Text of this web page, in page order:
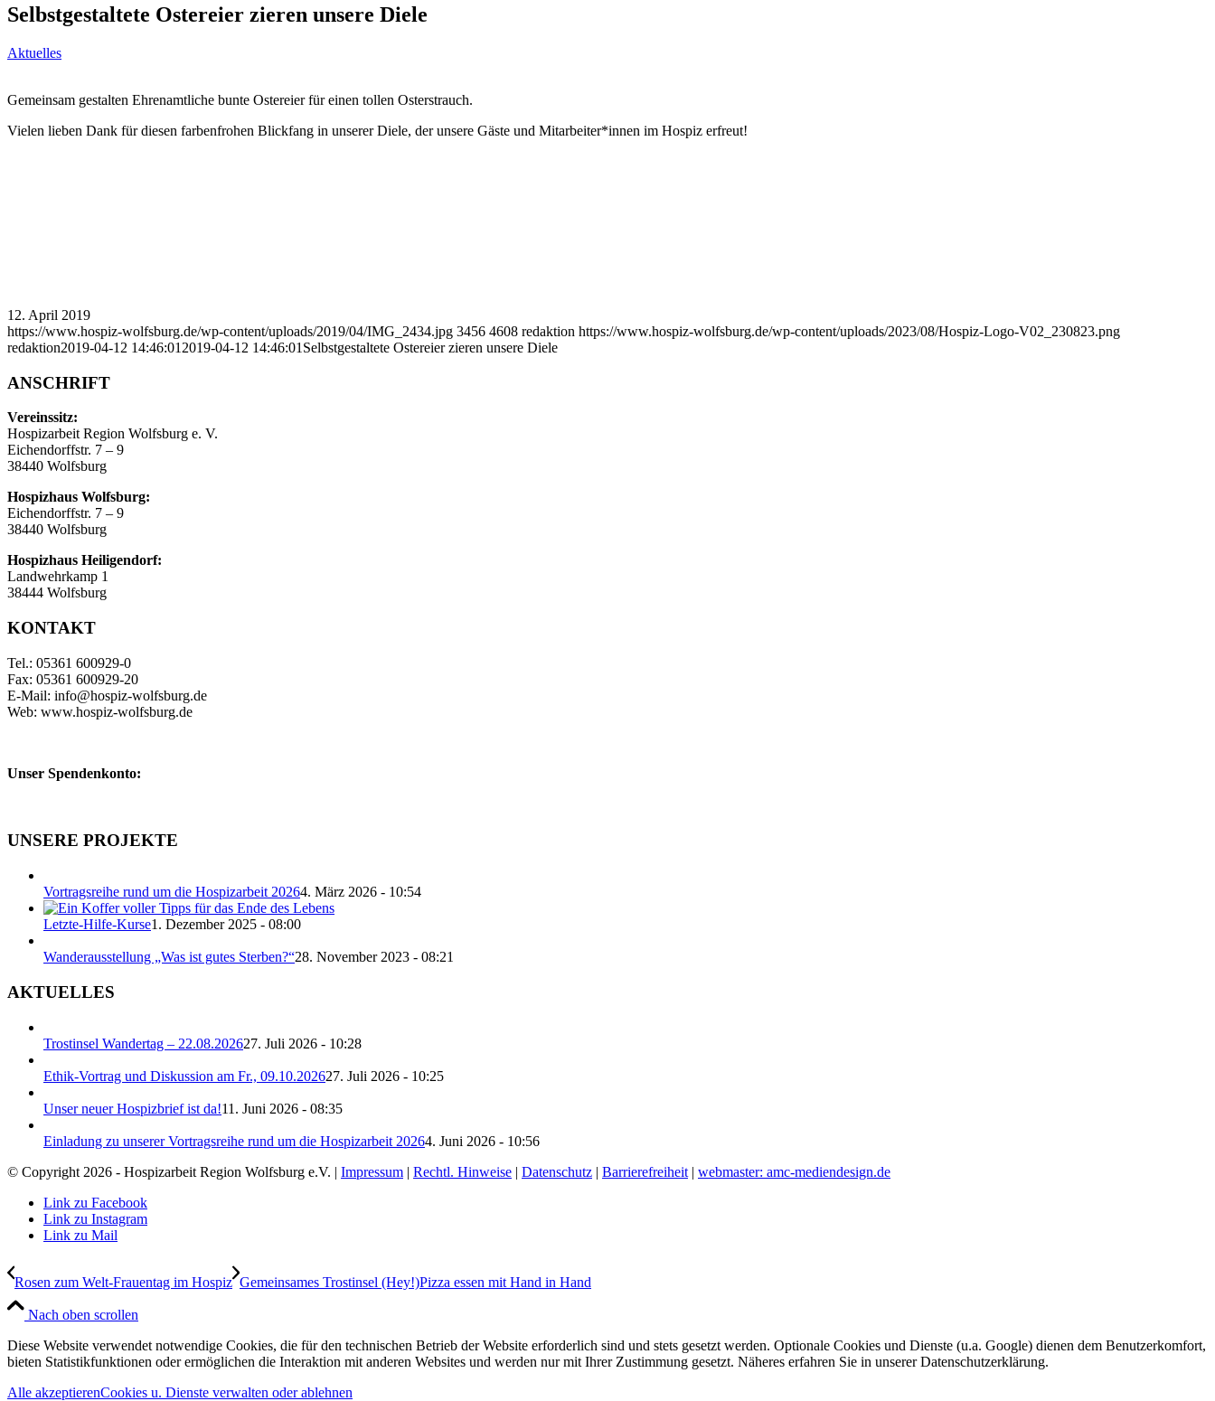
Selbstgestaltete Ostereier zieren unsere Diele
Aktuelles
Gemeinsam gestalten Ehrenamtliche bunte Ostereier für einen tollen Osterstrauch.
Vielen lieben Dank für diesen farbenfrohen Blickfang in unserer Diele, der unsere Gäste und Mitarbeiter*innen im Hospiz erfreut!
12. April 2019
https://www.hospiz-wolfsburg.de/wp-content/uploads/2019/04/IMG_2434.jpg 3456 4608 redaktion https://www.hospiz-wolfsburg.de/wp-content/uploads/2023/08/Hospiz-Logo-V02_230823.png
redaktion2019-04-12 14:46:01 2019-04-12 14:46:01 Selbstgestaltete Ostereier zieren unsere Diele
ANSCHRIFT
Vereinssitz:
Hospizarbeit Region Wolfsburg e. V.
Eichendorffstr. 7 – 9
38440 Wolfsburg
Hospizhaus Wolfsburg:
Eichendorffstr. 7 – 9
38440 Wolfsburg
Hospizhaus Heiligendorf:
Landwehrkamp 1
38444 Wolfsburg
KONTAKT
Tel.: 05361 600929-0
Fax: 05361 600929-20
E-Mail: info@hospiz-wolfsburg.de
Web: www.hospiz-wolfsburg.de
Unser Spendenkonto:
UNSERE PROJEKTE
Vortragsreihe rund um die Hospizarbeit 20264. März 2026 - 10:54
Letzte-Hilfe-Kurse1. Dezember 2025 - 08:00
Wanderausstellung „Was ist gutes Sterben?“28. November 2023 - 08:21
AKTUELLES
Trostinsel Wandertag – 22.08.202627. Juli 2026 - 10:28
Ethik-Vortrag und Diskussion am Fr., 09.10.202627. Juli 2026 - 10:25
Unser neuer Hospizbrief ist da!11. Juni 2026 - 08:35
Einladung zu unserer Vortragsreihe rund um die Hospizarbeit 20264. Juni 2026 - 10:56
© Copyright 2026 - Hospizarbeit Region Wolfsburg e.V. | Impressum | Rechtl. Hinweise | Datenschutz | Barrierefreiheit | webmaster: amc-mediendesign.de
Link zu Facebook
Link zu Instagram
Link zu Mail
Rosen zum Welt-Frauentag im Hospiz Gemeinsames Trostinsel (Hey!)Pizza essen mit Hand in Hand
Nach oben scrollen
Diese Website verwendet notwendige Cookies, die für den technischen Betrieb der Website erforderlich sind und stets gesetzt werden. Optionale Cookies und Dienste (u.a. Google) dienen dem Benutzerkomfort,
bieten Statistikfunktionen oder ermöglichen die Interaktion mit anderen Websites und werden nur mit Ihrer Zustimmung gesetzt. Näheres erfahren Sie in unserer Datenschutzerklärung.
Alle akzeptierenCookies u. Dienste verwalten oder ablehnen